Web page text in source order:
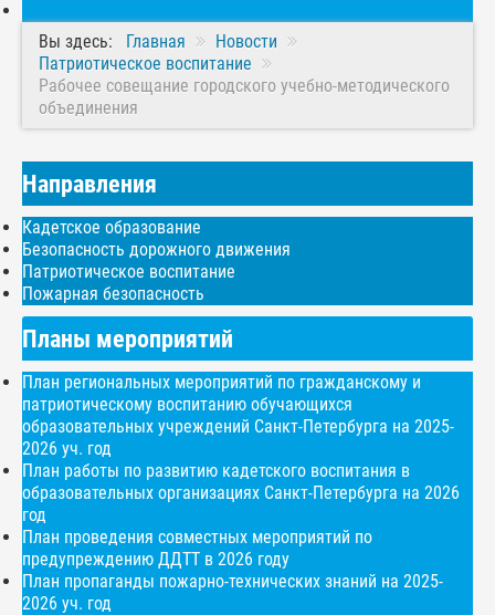
Вы здесь: Главная
Новости
Патриотическое воспитание
Рабочее совещание городского учебно-методического
объединения
Направления
Кадетское образование
Безопасность дорожного движения
Патриотическое воспитание
Пожарная безопасность
Планы мероприятий
План региональных мероприятий по гражданскому и
патриотическому воспитанию обучающихся
образовательных учреждений Санкт-Петербурга на 2025-
2026 уч. год
План работы по развитию кадетского воспитания в
образовательных организациях Санкт-Петербурга на 2026
год
План проведения совместных мероприятий по
предупреждению ДДТТ в 2026 году
План пропаганды пожарно-технических знаний на 2025-
2026 уч. год